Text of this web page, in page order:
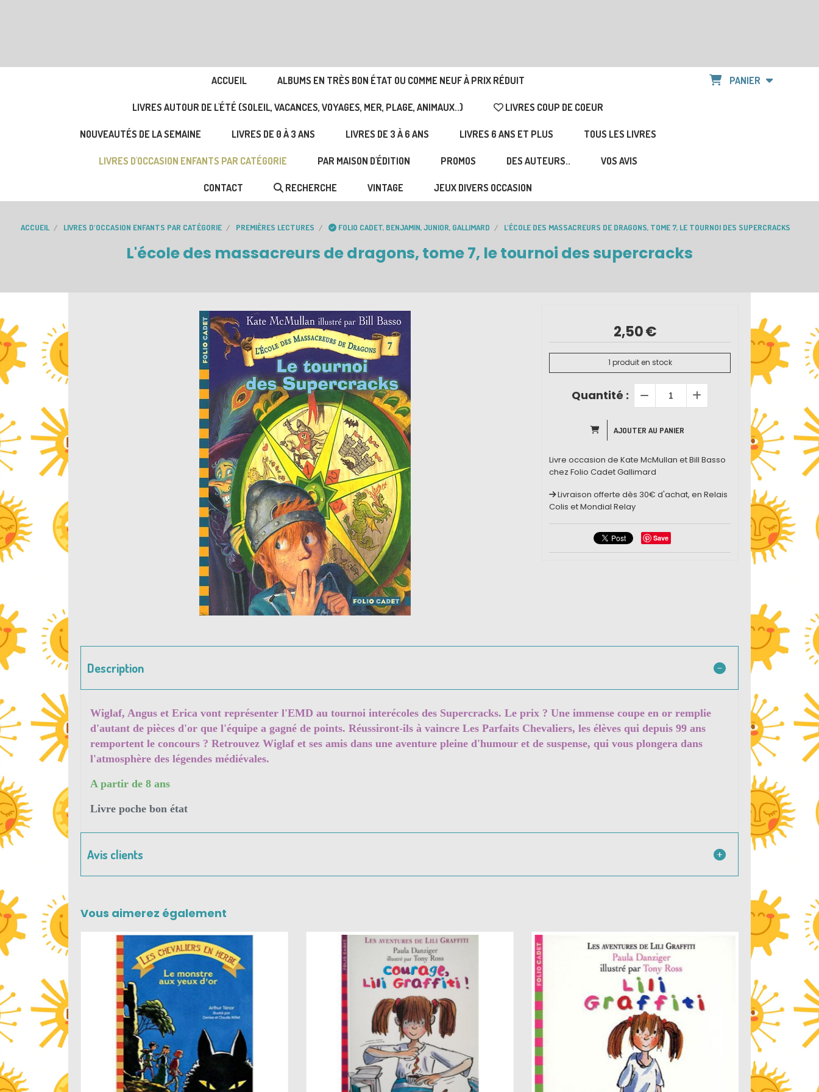
ACCUEIL ALBUMS EN TRÈS BON ÉTAT OU COMME NEUF À PRIX RÉDUIT
LIVRES AUTOUR DE L'ÉTÉ (SOLEIL, VACANCES, VOYAGES, MER, PLAGE, ANIMAUX..) LIVRES COUP DE COEUR
NOUVEAUTÉS DE LA SEMAINE LIVRES DE 0 À 3 ANS LIVRES DE 3 À 6 ANS LIVRES 6 ANS ET PLUS TOUS LES LIVRES
LIVRES D'OCCASION ENFANTS PAR CATÉGORIE PAR MAISON D'ÉDITION PROMOS DES AUTEURS.. VOS AVIS
CONTACT RECHERCHE VINTAGE JEUX DIVERS OCCASION
PANIER
ACCUEIL LIVRES D'OCCASION ENFANTS PAR CATÉGORIE PREMIÈRES LECTURES FOLIO CADET, BENJAMIN, JUNIOR, GALLIMARD L'ÉCOLE DES MASSACREURS DE DRAGONS, TOME 7, LE TOURNOI DES SUPERCRACKS
L'école des massacreurs de dragons, tome 7, le tournoi des supercracks
2,50€
1 produit en stock
Quantité :
AJOUTER AU PANIER
Livre occasion de Kate McMullan et Bill Basso
chez Folio Cadet Gallimard
Livraison offerte dès 30€ d'achat, en Relais
Colis et Mondial Relay
Save
Description
Wiglaf, Angus et Erica vont représenter l'EMD au tournoi interécoles des Supercracks. Le prix ? Une immense coupe en or remplie
d'autant de pièces d'or que l'équipe a gagné de points. Réussiront-ils à vaincre Les Parfaits Chevaliers, les élèves qui depuis 99 ans
remportent le concours ? Retrouvez Wiglaf et ses amis dans une aventure pleine d'humour et de suspense, qui vous plongera dans
l'atmosphère des légendes médiévales.
A partir de 8 ans
Livre poche bon état
Avis clients
Vous aimerez également